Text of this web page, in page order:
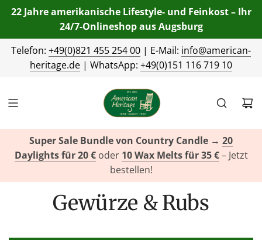
22 Jahre amerikanische Lifestyle- und Feinkost – Ihr
24/7-Onlineshop aus Augsburg
Telefon: +49(0)821 455 254 00 | E-Mail: info@american-
heritage.de | WhatsApp: +49(0)151 116 719 10
Super Sale Bundle von Country Candle → 20
Daylights für 20 €oder 10 Wax Melts für 35 €– Jetzt
bestellen!
Gewürze & Rubs